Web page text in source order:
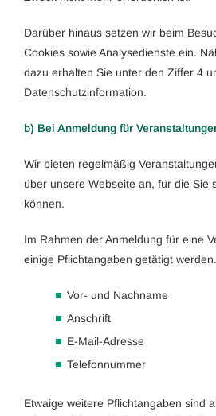
Darüber hinaus setzen wir beim
Cookies sowie Analysedienste ein.
dazu erhalten Sie unter den Ziffer 4
Datenschutzinformation.
b) Bei Anmeldung für
Wir bieten regelmäßig
über unsere Webseite an, für die Sie
können.
Im Rahmen der Anmeldung für eine
einige Pflichtangaben getätigt
Vor- und Nachname
Anschrift
E-Mail-Adresse
Telefonnummer
Etwaige weitere Pflichtangaben sind